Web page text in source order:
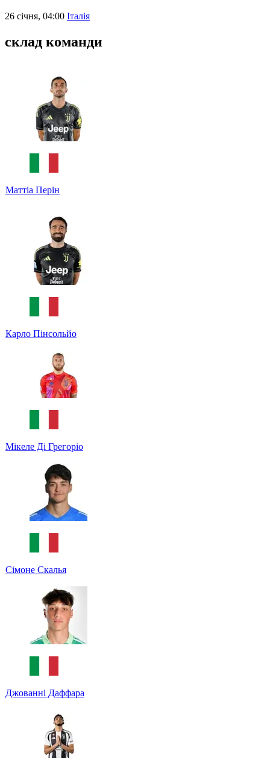
26 січня, 04:00 Італія
склад команди
Маттіа Перін
Карло Пінсольйо
Мікеле Ді Грегоріо
Сімоне Скалья
Джованні Даффара